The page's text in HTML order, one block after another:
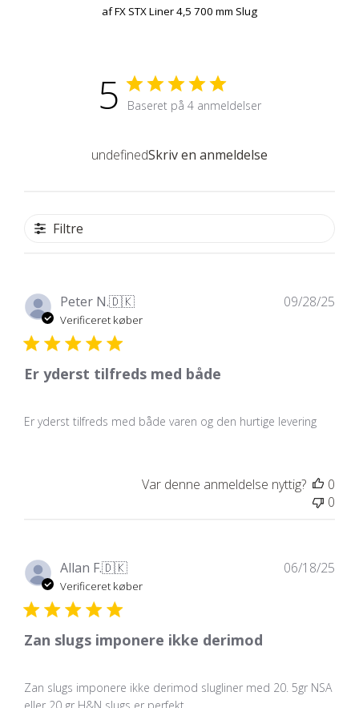
afFX STX Liner 4,5 700 mm Slug
5 Baseret på 4 anmeldelser
undefinedSkriv en anmeldelse
Filtre
Peter N.🇩🇰
Verificeret køber
Er yderst tilfreds med både
Er yderst tilfreds med både varen og den hurtige levering
09/28/25
Var denne anmeldelse nyttig?
0
0
Allan F.🇩🇰
Verificeret køber
Zan slugs imponere ikke derimod
Zan slugs imponere ikke derimod slugliner med 20. 5gr NSA
06/18/25